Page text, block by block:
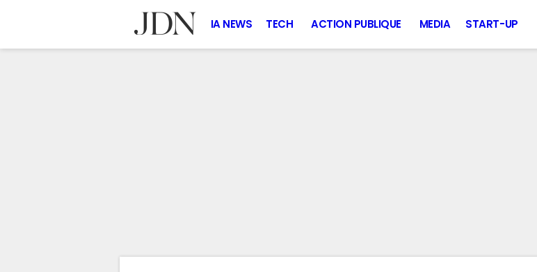
IA NEWS TECH ACTION PUBLIQUE MEDIA START-UP